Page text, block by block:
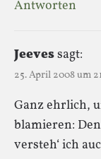
Antworten
Jeevessagt:
25. April 2008 um
Ganz ehrlich,
blamieren:
versteh‘ ich